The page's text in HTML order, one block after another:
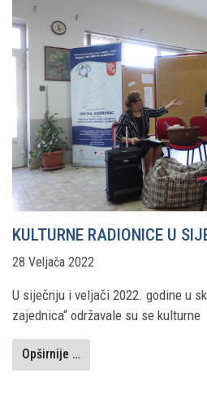
KULTURNE RADIONICE U
28 Veljača 2022
U siječnju i veljači 2022. godine u
zajednica“ održavale su se kulturne
Opširnije …